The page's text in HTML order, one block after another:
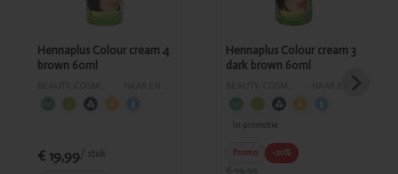
Hennaplus Colour cream 4
brown 60ml
€ 19,99/ stuk
Hennaplus Colour cream 3
dark brown 60ml
HAAR EN GELAATSVERZORGING
Promo -20%